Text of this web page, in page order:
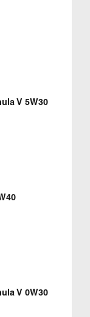
V 5W30
V 0W30